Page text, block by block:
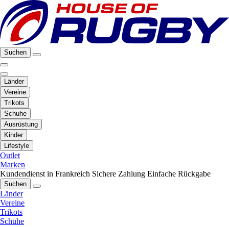
Suchen
Länder
Vereine
Trikots
Schuhe
Ausrüstung
Kinder
Lifestyle
Outlet
Marken
Kundendienst in Frankreich Sichere Zahlung Einfache Rückgabe
Suchen
Länder
Vereine
Trikots
Schuhe